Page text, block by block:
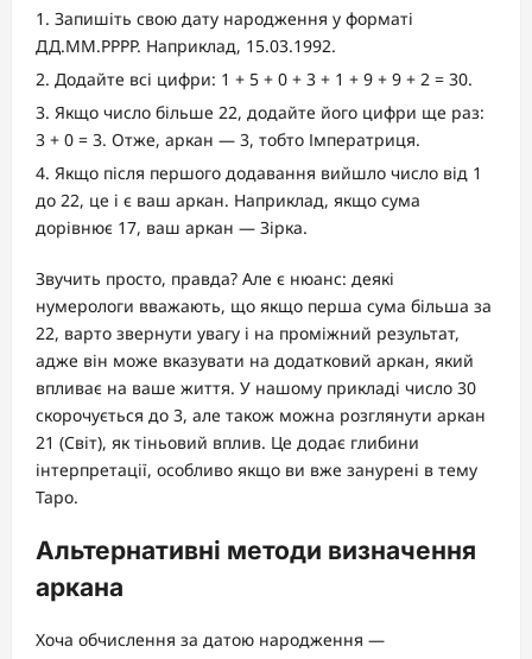
Запишіть свою дату народження у форматі
ДД.ММ.РРРР. Наприклад, 15.03.1992.
Додайте всі цифри: 1 + 5 + 0 + 3 + 1 + 9 + 9 + 2 = 30.
Якщо число більше 22, додайте його цифри ще раз:
3 + 0 = 3. Отже, аркан — 3, тобто Імператриця.
Якщо після першого додавання вийшло число від 1
до 22, це і є ваш аркан. Наприклад, якщо сума
дорівнює 17, ваш аркан — Зірка.
Звучить просто, правда? Але є нюанс: деякі
нумерологи вважають, що якщо перша сума більша за
22, варто звернути увагу і на проміжний результат,
адже він може вказувати на додатковий аркан, який
впливає на ваше життя. У нашому прикладі число 30
скорочується до 3, але також можна розглянути аркан
21 (Світ), як тіньовий вплив. Це додає глибини
інтерпретації, особливо якщо ви вже занурені в тему
Таро.
Альтернативні методи визначення
аркана
Хоча обчислення за датою народження —